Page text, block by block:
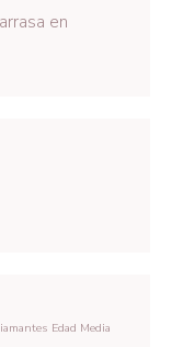
en
Edad Media